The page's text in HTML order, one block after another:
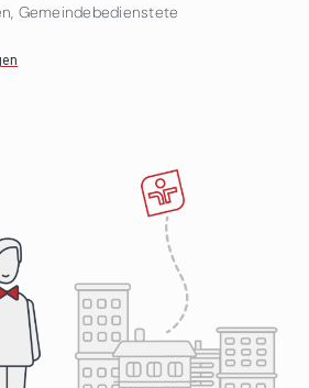
Gemeindebedienstete